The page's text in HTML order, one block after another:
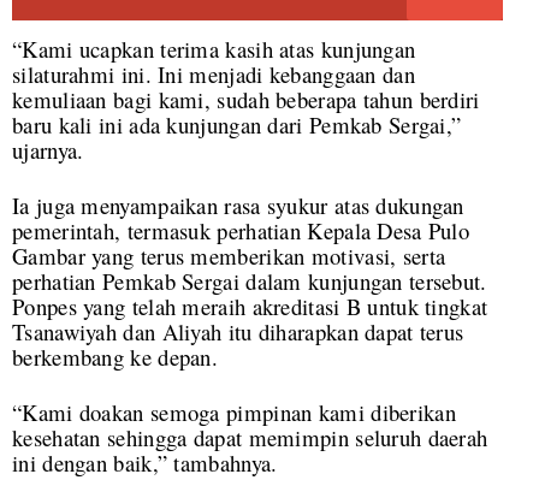
“Kami ucapkan terima kasih atas kunjungan
silaturahmi ini. Ini menjadi kebanggaan dan
kemuliaan bagi kami, sudah beberapa tahun berdiri
baru kali ini ada kunjungan dari Pemkab Sergai,”
ujarnya.
Ia juga menyampaikan rasa syukur atas dukungan
pemerintah, termasuk perhatian Kepala Desa Pulo
Gambar yang terus memberikan motivasi, serta
perhatian Pemkab Sergai dalam kunjungan tersebut.
Ponpes yang telah meraih akreditasi B untuk tingkat
Tsanawiyah dan Aliyah itu diharapkan dapat terus
berkembang ke depan.
“Kami doakan semoga pimpinan kami diberikan
kesehatan sehingga dapat memimpin seluruh daerah
ini dengan baik,” tambahnya.